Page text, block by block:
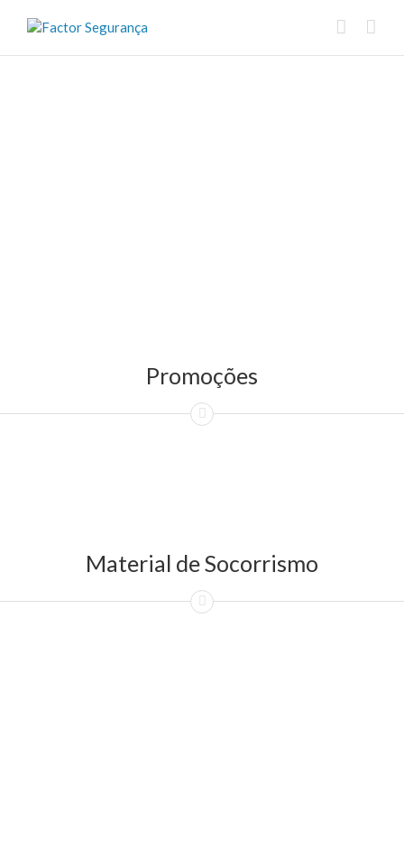
Promoções
Material de Socorrismo